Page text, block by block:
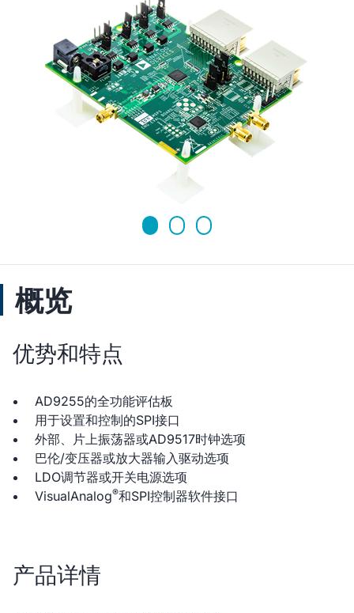
概览
优势和特点
AD9255的全功能评估板
用于设置和控制的SPI接口
外部、片上振荡器或AD9517时钟选项
巴伦/变压器或放大器输入驱动选项
LDO调节器或开关电源选项
VisualAnalog®和SPI控制器软件接口
产品详情